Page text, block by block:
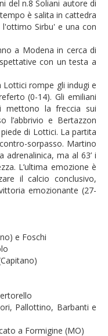
del n.8 Soliani autore di
è salita in cattedra
Sirbu' e una con
a Modena in cerca di
con un testa a
rompe gli indugi e
(0-14). Gli emiliani
mettono la freccia sui
l’abbrivio e Bertazzon
di Lottici. La partita
sorpasso. Martino
ma al 63’ i
L’ultima emozione è
il calcio conclusivo,
emozionante (27-
e Foschi
Pallottino, Barbanti e
a Formigine (MO)